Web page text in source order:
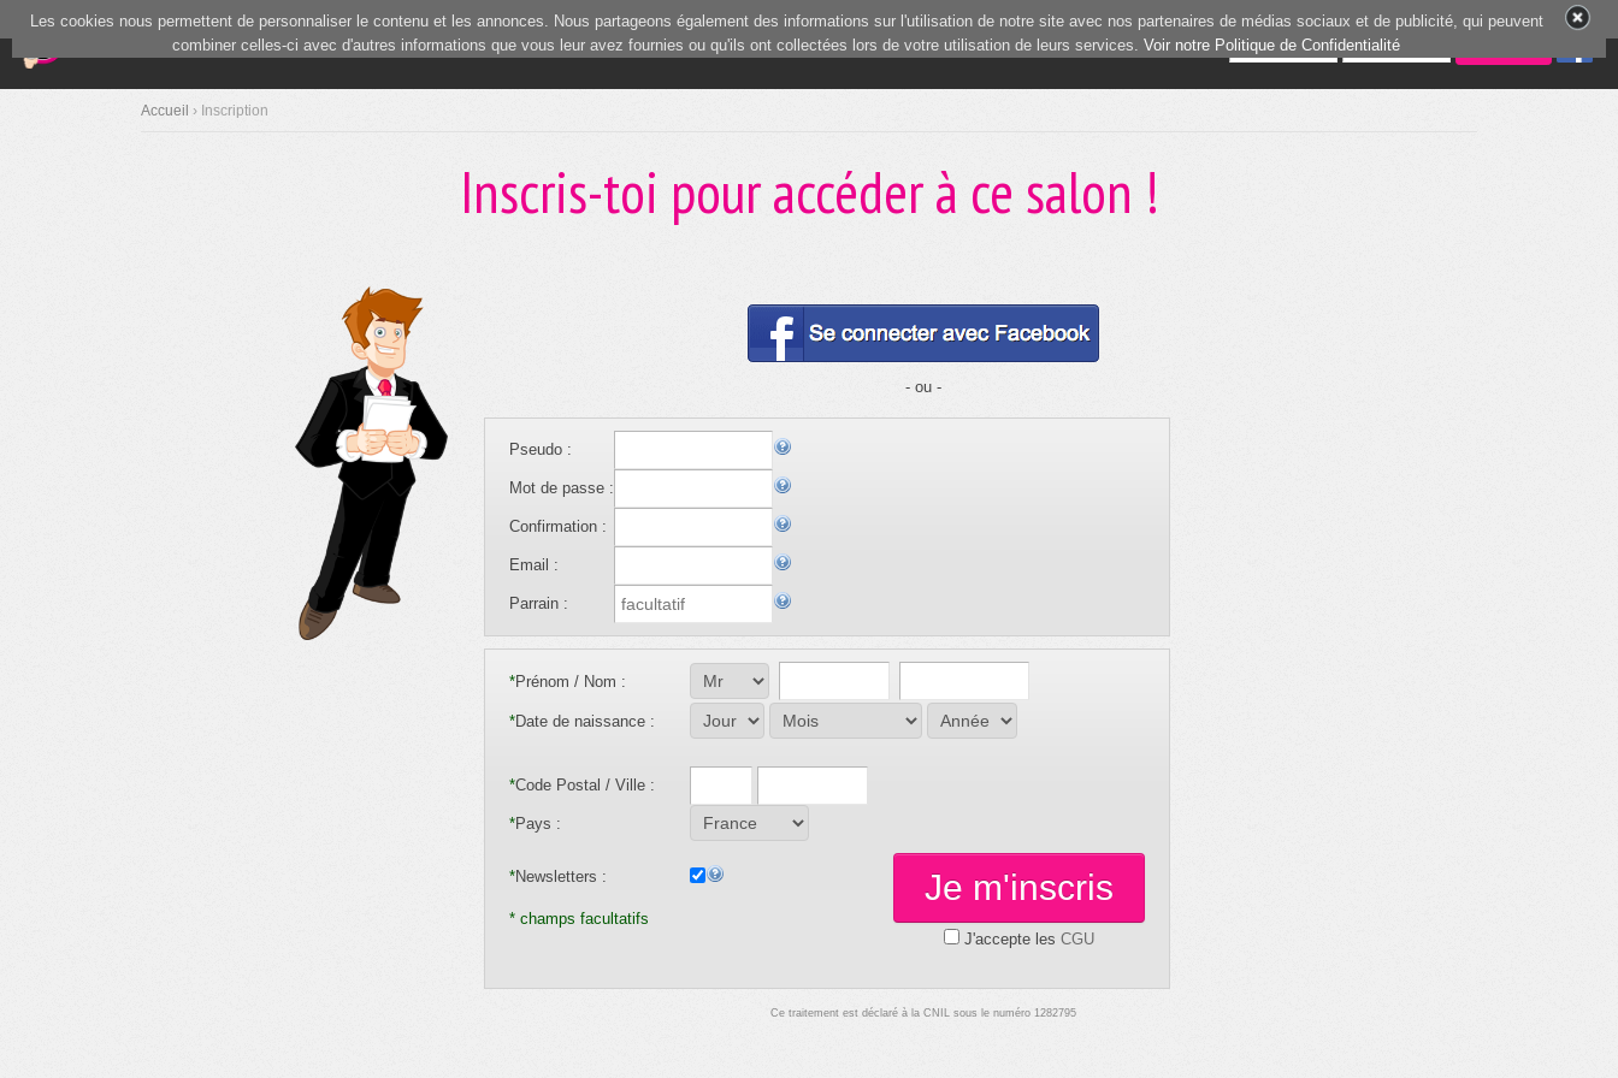
Blind Test(current)
Communauté 5 joueurs en ligne
Accueil › Inscription
Inscris-toi pour accéder à ce salon !
- ou -
Pseudo :
Mot de passe :
Confirmation :
Email :
Parrain :
*Prénom / Nom :
*Date de naissance :
*Code Postal / Ville :
*Pays :
*Newsletters :
* champs facultatifs
Je m'inscris
J'accepte les CGU
Ce traitement est déclaré à la CNIL sous le numéro 1282795
Les cookies nous permettent de personnaliser le contenu et les annonces. Nous partageons également des informations sur l'utilisation de notre site avec nos partenaires de médias sociaux et de publicité, qui peuvent
combiner celles-ci avec d'autres informations que vous leur avez fournies ou qu'ils ont collectées lors de votre utilisation de leurs services. Voir notre Politique de Confidentialité